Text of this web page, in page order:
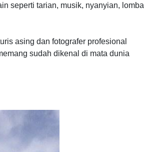
seperti tarian, musik, nyanyian, lomba
asing dan fotografer profesional
sudah dikenal di mata dunia